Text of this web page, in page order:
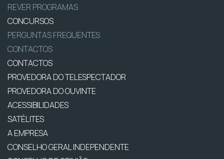
REVER PROGRAMAS
CONCURSOS
PERGUNTAS FREQUENTES
CONTACTOS
CONTACTOS
PROVEDORA DO TELESPECTADOR
PROVEDORA DO OUVINTE
ACESSIBILIDADES
SATÉLITES
A EMPRESA
CONSELHO GERAL INDEPENDENTE